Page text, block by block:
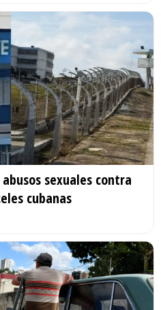
sexuales contra
cubanas